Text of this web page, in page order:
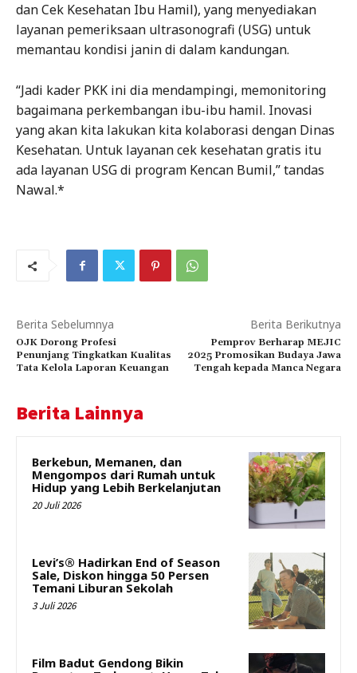
dan Cek Kesehatan Ibu Hamil), yang menyediakan
layanan pemeriksaan ultrasonografi (USG) untuk
memantau kondisi janin di dalam kandungan.
“Jadi kader PKK ini dia mendampingi, memonitoring
bagaimana perkembangan ibu-ibu hamil. Inovasi
yang akan kita lakukan kita kolaborasi dengan Dinas
Kesehatan. Untuk layanan cek kesehatan gratis itu
ada layanan USG di program Kencan Bumil,” tandas
Nawal.*
Berita Sebelumnya
OJK Dorong Profesi
Penunjang Tingkatkan Kualitas
Tata Kelola Laporan Keuangan
Berita Berikutnya
Pemprov Berharap MEJIC
2025 Promosikan Budaya Jawa
Tengah kepada Manca Negara
Berita Lainnya
Berkebun, Memanen, dan
Mengompos dari Rumah untuk
Hidup yang Lebih Berkelanjutan
20 Juli 2026
Levi’s® Hadirkan End of Season
Sale, Diskon hingga 50 Persen
Temani Liburan Sekolah
3 Juli 2026
Film Badut Gendong Bikin